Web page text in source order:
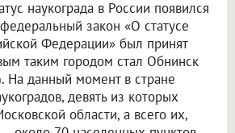
наукограда в России появился
закон «О статусе
Федерации» был принят
таким городом стал Обнинск
На данный момент в стране
девять из которых
области, а всего их,